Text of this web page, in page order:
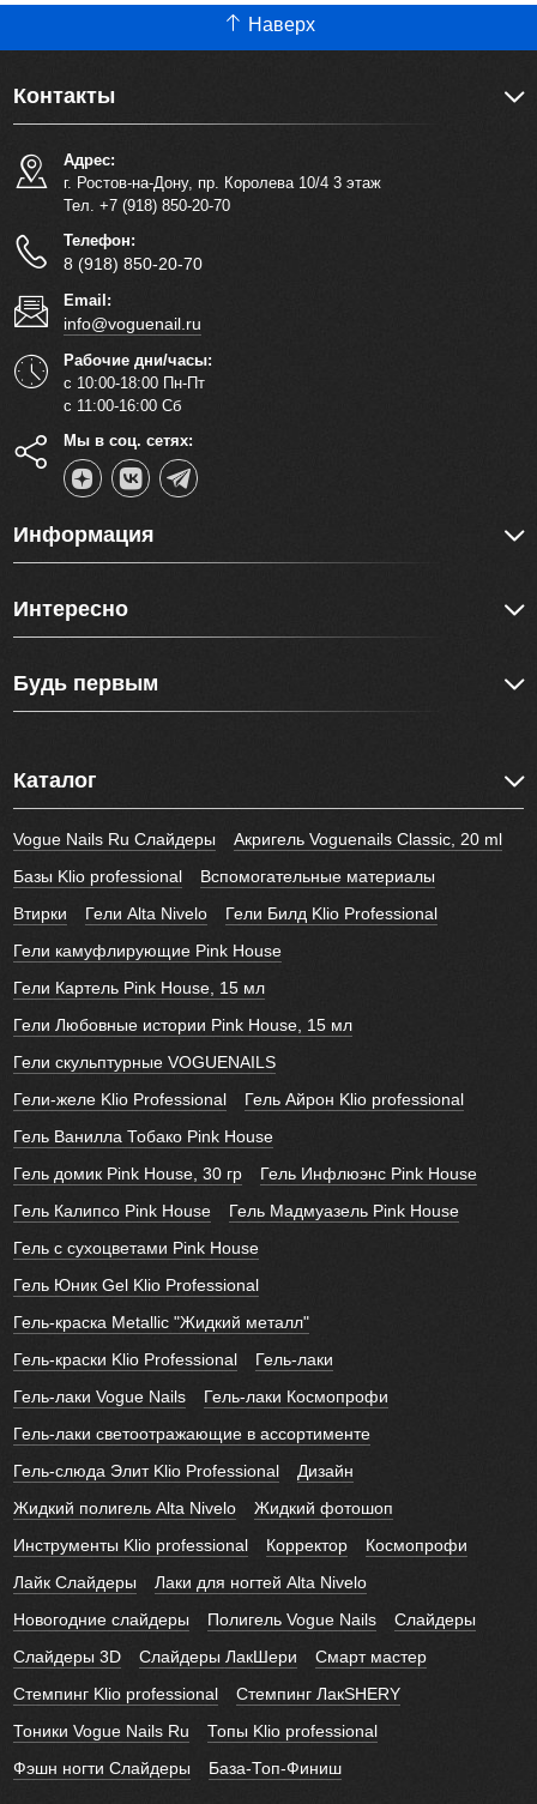
Наверх
Контакты
Адрес:
г. Ростов-на-Дону, пр. Королева 10/4 3 этаж
Тел. +7 (918) 850-20-70
Телефон:
8 (918) 850-20-70
Email:
info@voguenail.ru
Рабочие дни/часы:
с 10:00-18:00 Пн-Пт
с 11:00-16:00 Сб
Мы в соц. сетях:
Информация
Интересно
Будь первым
Каталог
Vogue Nails Ru Слайдеры
Акригель Voguenails Classic, 20 ml
Базы Klio professional
Вспомогательные материалы
Втирки
Гели Alta Nivelo
Гели Билд Klio Professional
Гели камуфлирующие Pink House
Гели Картель Pink House, 15 мл
Гели Любовные истории Pink House, 15 мл
Гели скульптурные VOGUENAILS
Гели-желе Klio Professional
Гель Айрон Klio professional
Гель Ванилла Тобако Pink House
Гель домик Pink House, 30 гр
Гель Инфлюэнс Pink House
Гель Калипсо Pink House
Гель Мадмуазель Pink House
Гель с сухоцветами Pink House
Гель Юник Gel Klio Professional
Гель-краска Metallic "Жидкий металл"
Гель-краски Klio Professional
Гель-лаки
Гель-лаки Vogue Nails
Гель-лаки Космопрофи
Гель-лаки светоотражающие в ассортименте
Гель-слюда Элит Klio Professional
Дизайн
Жидкий полигель Alta Nivelo
Жидкий фотошоп
Инструменты Klio professional
Корректор
Космопрофи
Лайк Слайдеры
Лаки для ногтей Alta Nivelo
Новогодние слайдеры
Полигель Vogue Nails
Слайдеры
Слайдеры 3D
Слайдеры ЛакШери
Смарт мастер
Стемпинг Klio professional
Стемпинг ЛакSHERY
Тоники Vogue Nails Ru
Топы Klio professional
Фэшн ногти Слайдеры
База-Топ-Финиш